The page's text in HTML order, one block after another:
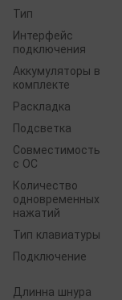
Тип
Интерфейс
подключения
Аккумуляторы в
комплекте
Раскладка
Подсветка
Совместимость
с ОС
Количество
одновременных
нажатий
Тип клавиатуры
Подключение
Длинна шнура